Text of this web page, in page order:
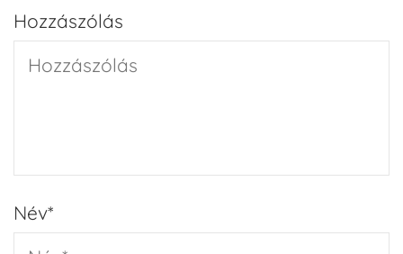
Hozzászólás
Név*